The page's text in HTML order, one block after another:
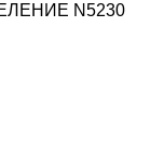
N5230